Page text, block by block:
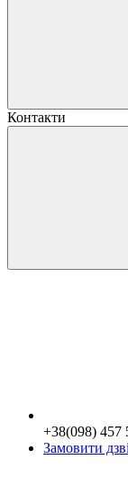
Контакти
+38(098) 457
Замовити